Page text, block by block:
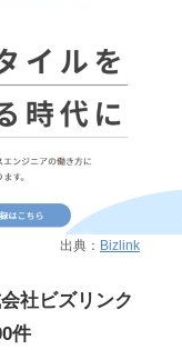
出典： Bizlink
社ビズリンク
件